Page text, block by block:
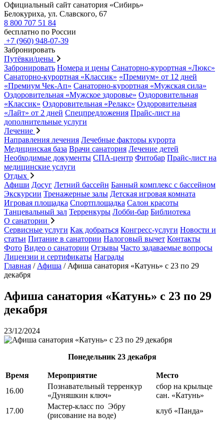
Официальный сайт санатория «Сибирь»
Белокуриха, ул. Славского, 67
8 800 707 51 84
бесплатно по России
+7 (960) 948-07-39
Забронировать
Путёвки/цены
Забронировать Номера и цены Санаторно-курортная «Люкс»
Санаторно-курортная «Классик» «Премиум» от 12 дней
«Премиум Чек-Ап» Санаторно-курортная «Мужская сила»
Оздоровительная «Мужское здоровье» Оздоровительная
«Классик» Оздоровительная «Релакс» Оздоровительная
«Лайт» от 2 дней Спецпредложения Прайс-лист на
дополнительные услуги
Лечение
Направления лечения Лечебные факторы курорта
Медицинская база Врачи санатория Лечение детей
Необходимые документы СПА-центр Фитобар Прайс-лист на
медицинские услуги
Отдых
Афиши Досуг Летний бассейн Банный комплекс с бассейном
Экскурсии Тренажерные залы Детская игровая комната
Игровая площадка Спортплощадка Салон красоты
Танцевальный зал Терренкуры Лобби-бар Библиотека
О санатории
Сервисные услуги Как добраться Конгресс-услуги Новости и
статьи Питание в санатории Налоговый вычет Контакты
Фото Видео о санатории Отзывы Часто задаваемые вопросы
Лицензии и сертификаты Награды
Главная / Афиша / Афиша санатория «Катунь» с 23 по 29
декабря
Афиша санатория «Катунь» с 23 по 29
декабря
23/12/2024
Понедельник 23 декабря
Время Мероприятие
Место
16.00
Познавательный терренкур
«Дуняшкин ключ»
сбор на крыльце
сан. «Катунь»
17.00
Мастер-класс по Эбру
(рисование на воде)
клуб «Панда»